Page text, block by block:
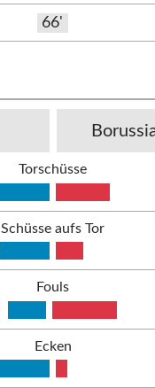
66'
Torschüsse
Schüsse aufs Tor
Fouls
Ecken